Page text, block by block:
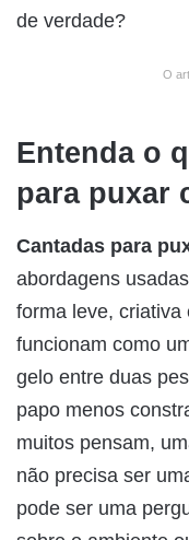
de verdade?
O
Entenda o
para puxar
Cantadas para
abordagens
forma leve, criativa
funcionam como
gelo entre duas
papo menos
muitos pensam,
não precisa ser
pode ser uma